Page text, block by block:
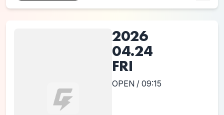
2026
04.24
FRI
OPEN / 09:15